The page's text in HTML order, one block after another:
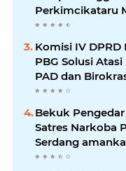
Perkimcikataru
Komisi IV DPRD
PBG Solusi
PAD dan
Bekuk
Satres Narkoba
Serdang